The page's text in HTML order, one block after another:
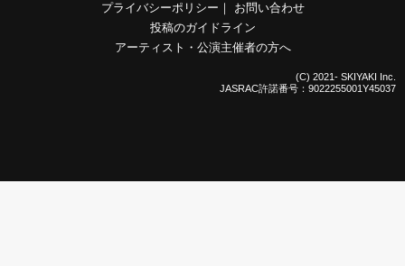
プライバシーポリシー
お問い合わせ
投稿のガイドライン
アーティスト・公演主催者の方へ
(C) 2021- SKIYAKI Inc.
JASRAC許諾番号：9022255001Y45037